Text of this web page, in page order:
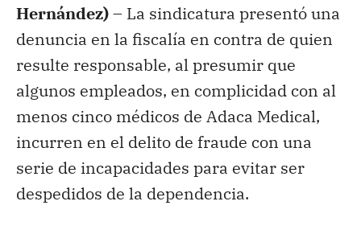
Hernández) – La sindicatura presentó una
denuncia en la fiscalía en contra de quien
resulte responsable, al presumir que
algunos empleados, en complicidad con al
menos cinco médicos de Adaca Medical,
incurren en el delito de fraude con una
serie de incapacidades para evitar ser
despedidos de la dependencia.